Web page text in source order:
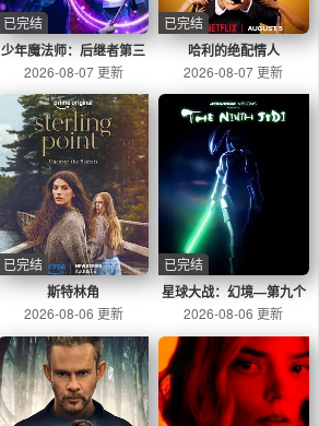
少年魔法师：后继者第三
季
已完结
2026-08-07 更新
哈利的绝配情人
已完结
2026-08-07 更新
斯特林角
已完结
2026-08-06 更新
星球大战：幻境—第九个
绝地武士
已完结
2026-08-06 更新